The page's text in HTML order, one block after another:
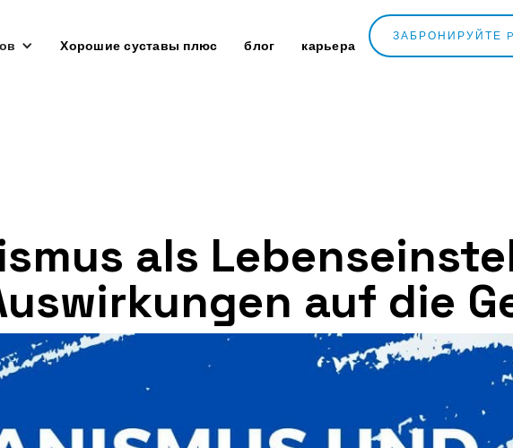
Хорошие суставы плюс блог карьера
ЗАБРОНИРУЙТЕ
als
auf die